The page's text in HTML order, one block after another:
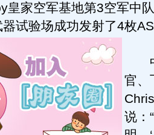
皇家空军基地第3空军中
试验场成功发射了4枚
中
官、
说：